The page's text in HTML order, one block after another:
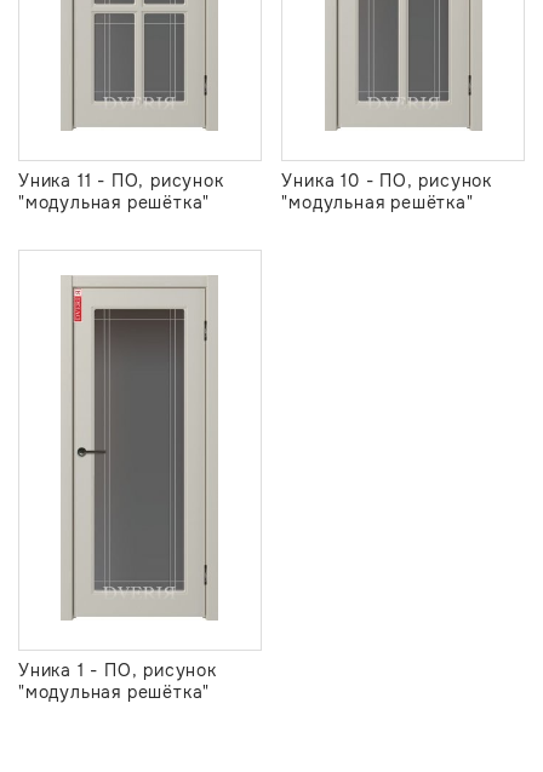
Уника 11 - ПО, рисунок
"модульная решётка"
Уника 10 - ПО, рисунок
"модульная решётка"
Уника 1 - ПО, рисунок
"модульная решётка"